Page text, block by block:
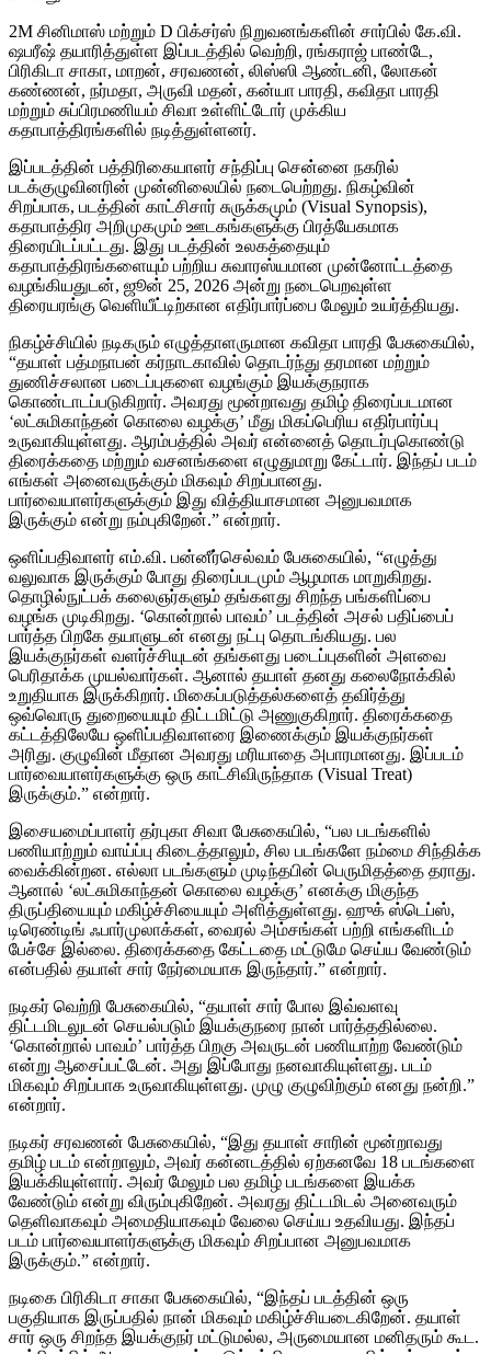
2M சினிமாஸ் மற்றும் D பிக்சர்ஸ் நிறுவனங்களின் சார்பில் கே.வி.
ஷபரீஷ் தயாரித்துள்ள இப்படத்தில் வெற்றி, ரங்கராஜ் பாண்டே,
பிரிகிடா சாகா, மாறன், சரவணன், லிஸ்ஸி ஆண்டனி, லோகன்
கண்ணன், நர்மதா, அருவி மதன், கன்யா பாரதி, கவிதா பாரதி
மற்றும் சுப்பிரமணியம் சிவா உள்ளிட்டோர் முக்கிய
கதாபாத்திரங்களில் நடித்துள்ளனர்.
இப்படத்தின் பத்திரிகையாளர் சந்திப்பு சென்னை நகரில்
படக்குழுவினரின் முன்னிலையில் நடைபெற்றது. நிகழ்வின்
சிறப்பாக, படத்தின் காட்சிசார் சுருக்கமும் (Visual Synopsis),
கதாபாத்திர அறிமுகமும் ஊடகங்களுக்கு பிரத்யேகமாக
திரையிடப்பட்டது. இது படத்தின் உலகத்தையும்
கதாபாத்திரங்களையும் பற்றிய சுவாரஸ்யமான முன்னோட்டத்தை
வழங்கியதுடன், ஜூன் 25, 2026 அன்று நடைபெறவுள்ள
திரையரங்கு வெளியீட்டிற்கான எதிர்பார்ப்பை மேலும் உயர்த்தியது.
நிகழ்ச்சியில் நடிகரும் எழுத்தாளருமான கவிதா பாரதி பேசுகையில்,
“தயாள் பத்மநாபன் கர்நாடகாவில் தொடர்ந்து தரமான மற்றும்
துணிச்சலான படைப்புகளை வழங்கும் இயக்குநராக
கொண்டாடப்படுகிறார். அவரது மூன்றாவது தமிழ் திரைப்படமான
‘லட்சுமிகாந்தன் கொலை வழக்கு’ மீது மிகப்பெரிய எதிர்பார்ப்பு
உருவாகியுள்ளது. ஆரம்பத்தில் அவர் என்னைத் தொடர்புகொண்டு
திரைக்கதை மற்றும் வசனங்களை எழுதுமாறு கேட்டார். இந்தப் படம்
எங்கள் அனைவருக்கும் மிகவும் சிறப்பானது.
பார்வையாளர்களுக்கும் இது வித்தியாசமான அனுபவமாக
இருக்கும் என்று நம்புகிறேன்.” என்றார்.
ஒளிப்பதிவாளர் எம்.வி. பன்னீர்செல்வம் பேசுகையில், “எழுத்து
வலுவாக இருக்கும் போது திரைப்படமும் ஆழமாக மாறுகிறது.
தொழில்நுட்பக் கலைஞர்களும் தங்களது சிறந்த பங்களிப்பை
வழங்க முடிகிறது. ‘கொன்றால் பாவம்’ படத்தின் அசல் பதிப்பைப்
பார்த்த பிறகே தயாளுடன் எனது நட்பு தொடங்கியது. பல
இயக்குநர்கள் வளர்ச்சியுடன் தங்களது படைப்புகளின் அளவை
பெரிதாக்க முயல்வார்கள். ஆனால் தயாள் தனது கலைநோக்கில்
உறுதியாக இருக்கிறார். மிகைப்படுத்தல்களைத் தவிர்த்து
ஒவ்வொரு துறையையும் திட்டமிட்டு அணுகுகிறார். திரைக்கதை
கட்டத்திலேயே ஒளிப்பதிவாளரை இணைக்கும் இயக்குநர்கள்
அரிது. குழுவின் மீதான அவரது மரியாதை அபாரமானது. இப்படம்
பார்வையாளர்களுக்கு ஒரு காட்சிவிருந்தாக (Visual Treat)
இருக்கும்.” என்றார்.
இசையமைப்பாளர் தர்புகா சிவா பேசுகையில், “பல படங்களில்
பணியாற்றும் வாய்ப்பு கிடைத்தாலும், சில படங்களே நம்மை சிந்திக்க
வைக்கின்றன. எல்லா படங்களும் முடிந்தபின் பெருமிதத்தை தராது.
ஆனால் ‘லட்சுமிகாந்தன் கொலை வழக்கு’ எனக்கு மிகுந்த
திருப்தியையும் மகிழ்ச்சியையும் அளித்துள்ளது. ஹுக் ஸ்டெப்ஸ்,
டிரெண்டிங் ஃபார்முலாக்கள், வைரல் அம்சங்கள் பற்றி எங்களிடம்
பேச்சே இல்லை. திரைக்கதை கேட்டதை மட்டுமே செய்ய வேண்டும்
என்பதில் தயாள் சார் நேர்மையாக இருந்தார்.” என்றார்.
நடிகர் வெற்றி பேசுகையில், “தயாள் சார் போல இவ்வளவு
திட்டமிடலுடன் செயல்படும் இயக்குநரை நான் பார்த்ததில்லை.
‘கொன்றால் பாவம்’ பார்த்த பிறகு அவருடன் பணியாற்ற வேண்டும்
என்று ஆசைப்பட்டேன். அது இப்போது நனவாகியுள்ளது. படம்
மிகவும் சிறப்பாக உருவாகியுள்ளது. முழு குழுவிற்கும் எனது நன்றி.”
என்றார்.
நடிகர் சரவணன் பேசுகையில், “இது தயாள் சாரின் மூன்றாவது
தமிழ் படம் என்றாலும், அவர் கன்னடத்தில் ஏற்கனவே 18 படங்களை
இயக்கியுள்ளார். அவர் மேலும் பல தமிழ் படங்களை இயக்க
வேண்டும் என்று விரும்புகிறேன். அவரது திட்டமிடல் அனைவரும்
தெளிவாகவும் அமைதியாகவும் வேலை செய்ய உதவியது. இந்தப்
படம் பார்வையாளர்களுக்கு மிகவும் சிறப்பான அனுபவமாக
இருக்கும்.” என்றார்.
நடிகை பிரிகிடா சாகா பேசுகையில், “இந்தப் படத்தின் ஒரு
பகுதியாக இருப்பதில் நான் மிகவும் மகிழ்ச்சியடைகிறேன். தயாள்
சார் ஒரு சிறந்த இயக்குநர் மட்டுமல்ல, அருமையான மனிதரும் கூட.